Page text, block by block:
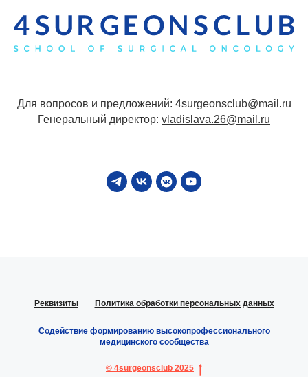
Для вопросов и предложений: 4surgeonsclub@mail.ru
Генеральный директор: vladislava.26@mail.ru
Реквизиты Политика обработки персональных данных
Содействие формированию высокопрофессионального
медицинского сообщества
© 4surgeonsclub 2025